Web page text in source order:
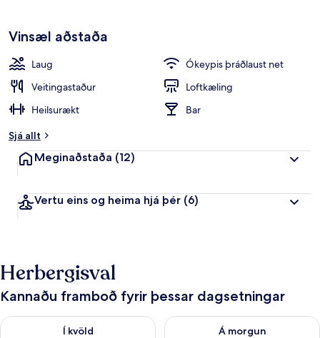
Vinsæl aðstaða
Laug
Ókeypis þráðlaust net
Veitingastaður
Loftkæling
Heilsurækt
Bar
Sjá allt
Meginaðstaða (12)
Vertu eins og heima hjá þér (6)
Herbergisval
Kannaðu framboð fyrir þessar dagsetningar
Í kvöld
Athuga framboð í kvöld ágú. 7 - ágú. 8
Á morgun
Athuga framboð á morgun